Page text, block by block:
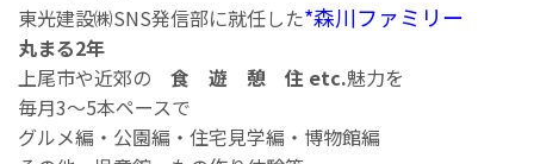
東光建設㈱SNS発信部に就任した*森川ファミリー
丸まる2年
上尾市や近郊の 食 遊 憩 住 etc.魅力を
毎月3～5本ペースで
グルメ編・公園編・住宅見学編・博物館編